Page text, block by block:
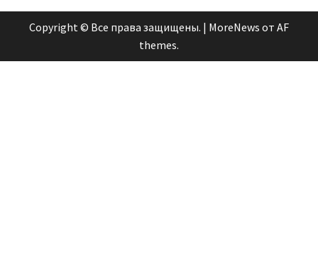
Copyright © Все права защищены. | MoreNews от AF
themes.